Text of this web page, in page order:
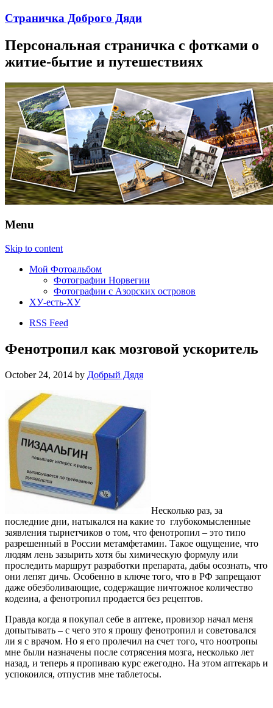
Страничка Доброго Дяди
Персональная страничка с фотками о
житие-бытие и путешествиях
Menu
Skip to content
Мой Фотоальбом
Фотографии Норвегии
Фотографии с Азорских островов
ХУ-есть-ХУ
RSS Feed
Фенотропил как мозговой ускоритель
October 24, 2014 by Добрый Дядя
Несколько раз, за
последние дни, натыкался на какие то глубокомысленные
заявления тырнетчиков о том, что фенотропил – это типо
разрешенный в России метамфетамин. Такое ощущение, что
людям лень зазырить хотя бы химическую формулу или
проследить маршрут разработки препарата, дабы осознать, что
они лепят дичь. Особенно в ключе того, что в РФ запрещают
даже обезболивающие, содержащие ничтожное количество
кодеина, а фенотропил продается без рецептов.
Правда когда я покупал себе в аптеке, провизор начал меня
допытывать – с чего это я прошу фенотропил и советовался
ли я с врачом. Но я его пролечил на счет того, что ноотропы
мне были назначены после сотрясения мозга, несколько лет
назад, и теперь я пропиваю курс ежегодно. На этом аптекарь и
успокоился, отпустив мне таблетосы.